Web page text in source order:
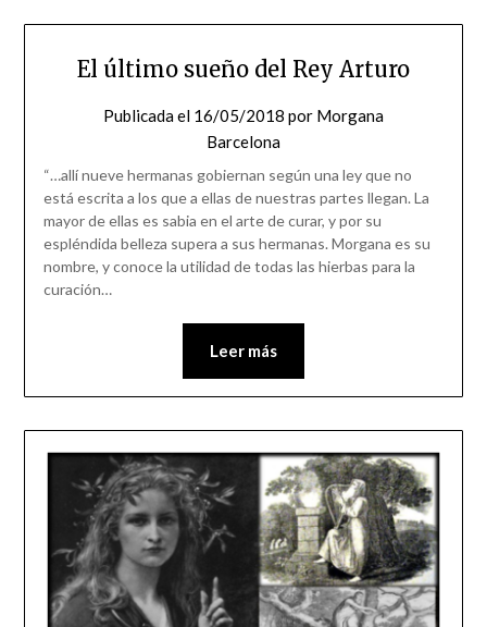
El último sueño del Rey Arturo
Publicada el 16/05/2018 por Morgana
Barcelona
“…allí nueve hermanas gobiernan según una ley que no
está escrita a los que a ellas de nuestras partes llegan. La
mayor de ellas es sabia en el arte de curar, y por su
espléndida belleza supera a sus hermanas. Morgana es su
nombre, y conoce la utilidad de todas las hierbas para la
curación…
Leer más